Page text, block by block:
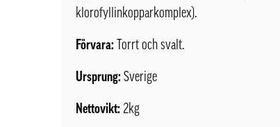
klorofyllinkopparkomplex).
Förvara: Torrt och svalt.
Ursprung: Sverige
Nettovikt: 2kg